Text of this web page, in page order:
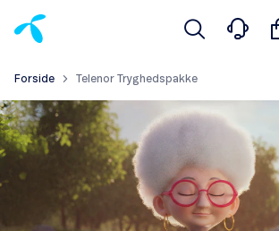
Forside Telenor Tryghedspakke